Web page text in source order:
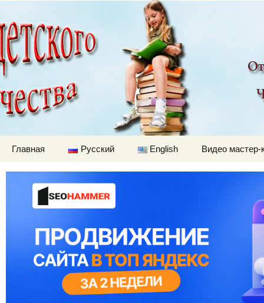
Детский мир
Главная Русский English Видео мастер-